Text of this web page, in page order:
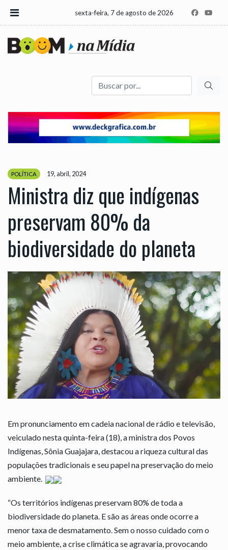
sexta-feira, 7 de agosto de 2026
Buscar
POLÍTICA 19, abril, 2024
Ministra diz que indígenas
preservam 80% da
biodiversidade do planeta
Em pronunciamento em cadeia nacional de rádio e televisão,
veiculado nesta quinta-feira (18), a ministra dos Povos
Indígenas, Sônia Guajajara, destacou a riqueza cultural das
populações tradicionais e seu papel na preservação do meio
ambiente.
“Os territórios indígenas preservam 80% de toda a
biodiversidade do planeta. E são as áreas onde ocorre a
menor taxa de desmatamento. Sem o nosso cuidado com o
meio ambiente, a crise climática se agravaria, provocando